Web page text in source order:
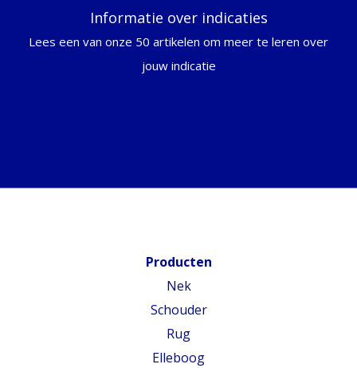
Informatie over indicaties
Lees een van onze 50 artikelen om meer te leren over
jouw indicatie
Producten
Nek
Schouder
Rug
Elleboog